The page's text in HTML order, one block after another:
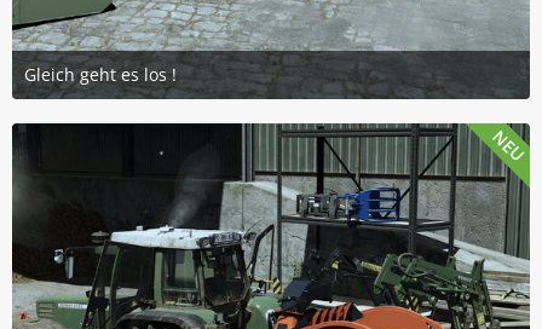
Gleich geht es los !
20. Juli 2026 um 14:31
4
NEU